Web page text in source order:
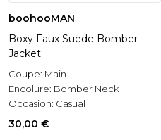
boohooMAN
Boxy Faux Suede Bomber
Jacket
Coupe: Main
Encolure: Bomber Neck
Occasion: Casual
30,00 €